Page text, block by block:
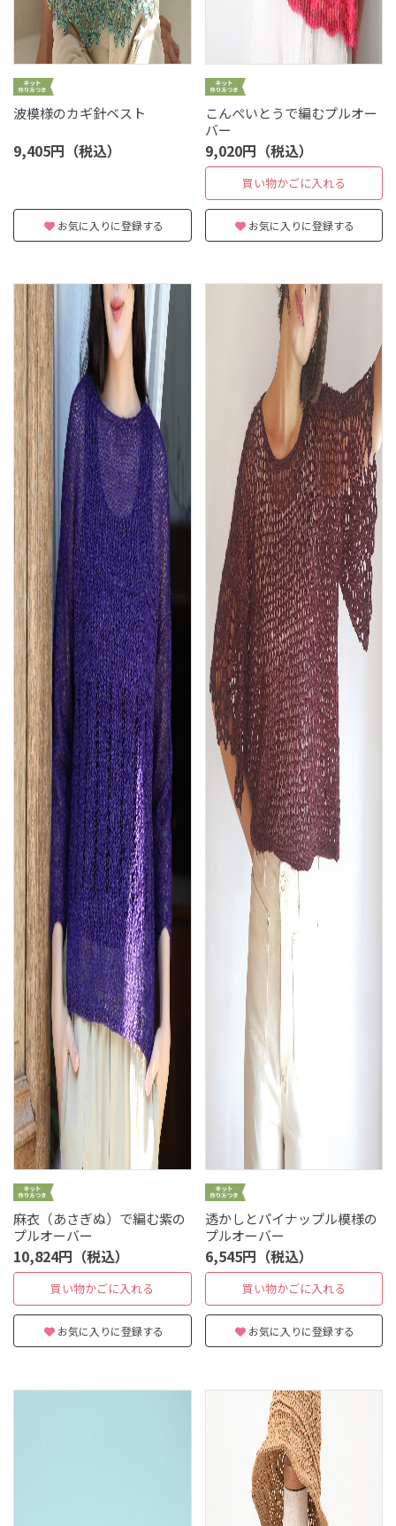
波模様のカギ針ベスト
9,405円（税込）
お気に入りに登録する
こんぺいとうで編むプルオー
バー
9,020円（税込）
買い物かごに入れる
お気に入りに登録する
麻衣（あさぎぬ）で編む紫の
プルオーバー
10,824円（税込）
買い物かごに入れる
お気に入りに登録する
透かしとパイナップル模様の
プルオーバー
6,545円（税込）
買い物かごに入れる
お気に入りに登録する